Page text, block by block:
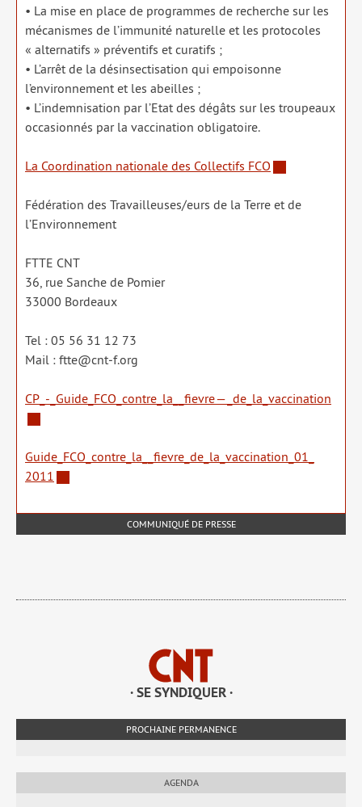
• La mise en place de pro­grammes de recherche sur les
méca­nismes de l’immunité natu­relle et les pro­to­coles
« alter­na­tifs » pré­ven­tifs et cura­tifs ;
• L’arrêt de la dés­in­sec­ti­sa­tion qui empoi­sonne
l’environnement et les abeilles ;
• L’indemnisation par l’Etat des dégâts sur les trou­peaux
occa­sion­nés par la vac­ci­na­tion obli­ga­toire.
La Coordination natio­nale des Collectifs FCO
Fédération des Travailleuses/​eurs de la Terre et de
l’Environnement
FTTE CNT
36, rue Sanche de Pomier
33000 Bordeaux
Tel : 05 56 31 12 73
Mail : ftte@cnt‑f.org
CP_-_Guide_FCO_contre_la__fievre — _​de_​la_​vaccination
Guide_​FCO_​contre_​la_​_​fievre_​de_​la_​vaccination_​01_​
2011
COMMUNIQUÉ DE PRESSE
· SE SYNDIQUER ·
PROCHAINE PERMANENCE
AGENDA